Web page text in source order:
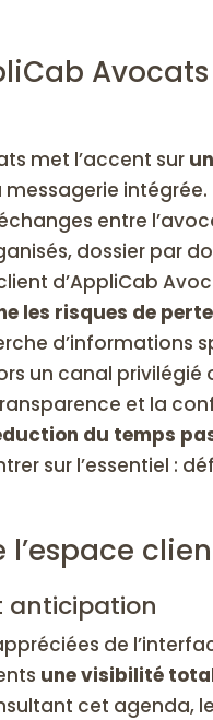
met l’accent sur
entre
dossier par
d’AppliCab
les risques de
d’informations
un canal
et la
du temps
sur l’essentiel :
anticipation
de
une visibilité
cet agenda,